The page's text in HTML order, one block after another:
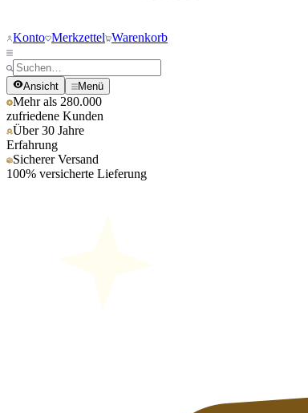
Konto Merkzettel Warenkorb
Ansicht Menü
Mehr als 280.000
zufriedene Kunden
Über 30 Jahre
Erfahrung
Sicherer Versand
100% versicherte Lieferung